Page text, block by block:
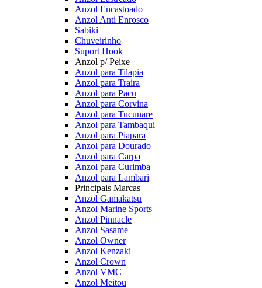
Anzol Encastoado
Anzol Anti Enrosco
Sabiki
Chuveirinho
Suport Hook
Anzol p/ Peixe
Anzol para Tilapia
Anzol para Traira
Anzol para Pacu
Anzol para Corvina
Anzol para Tucunare
Anzol para Tambaqui
Anzol para Piapara
Anzol para Dourado
Anzol para Carpa
Anzol para Curimba
Anzol para Lambari
Principais Marcas
Anzol Gamakatsu
Anzol Marine Sports
Anzol Pinnacle
Anzol Sasame
Anzol Owner
Anzol Kenzaki
Anzol Crown
Anzol VMC
Anzol Meitou